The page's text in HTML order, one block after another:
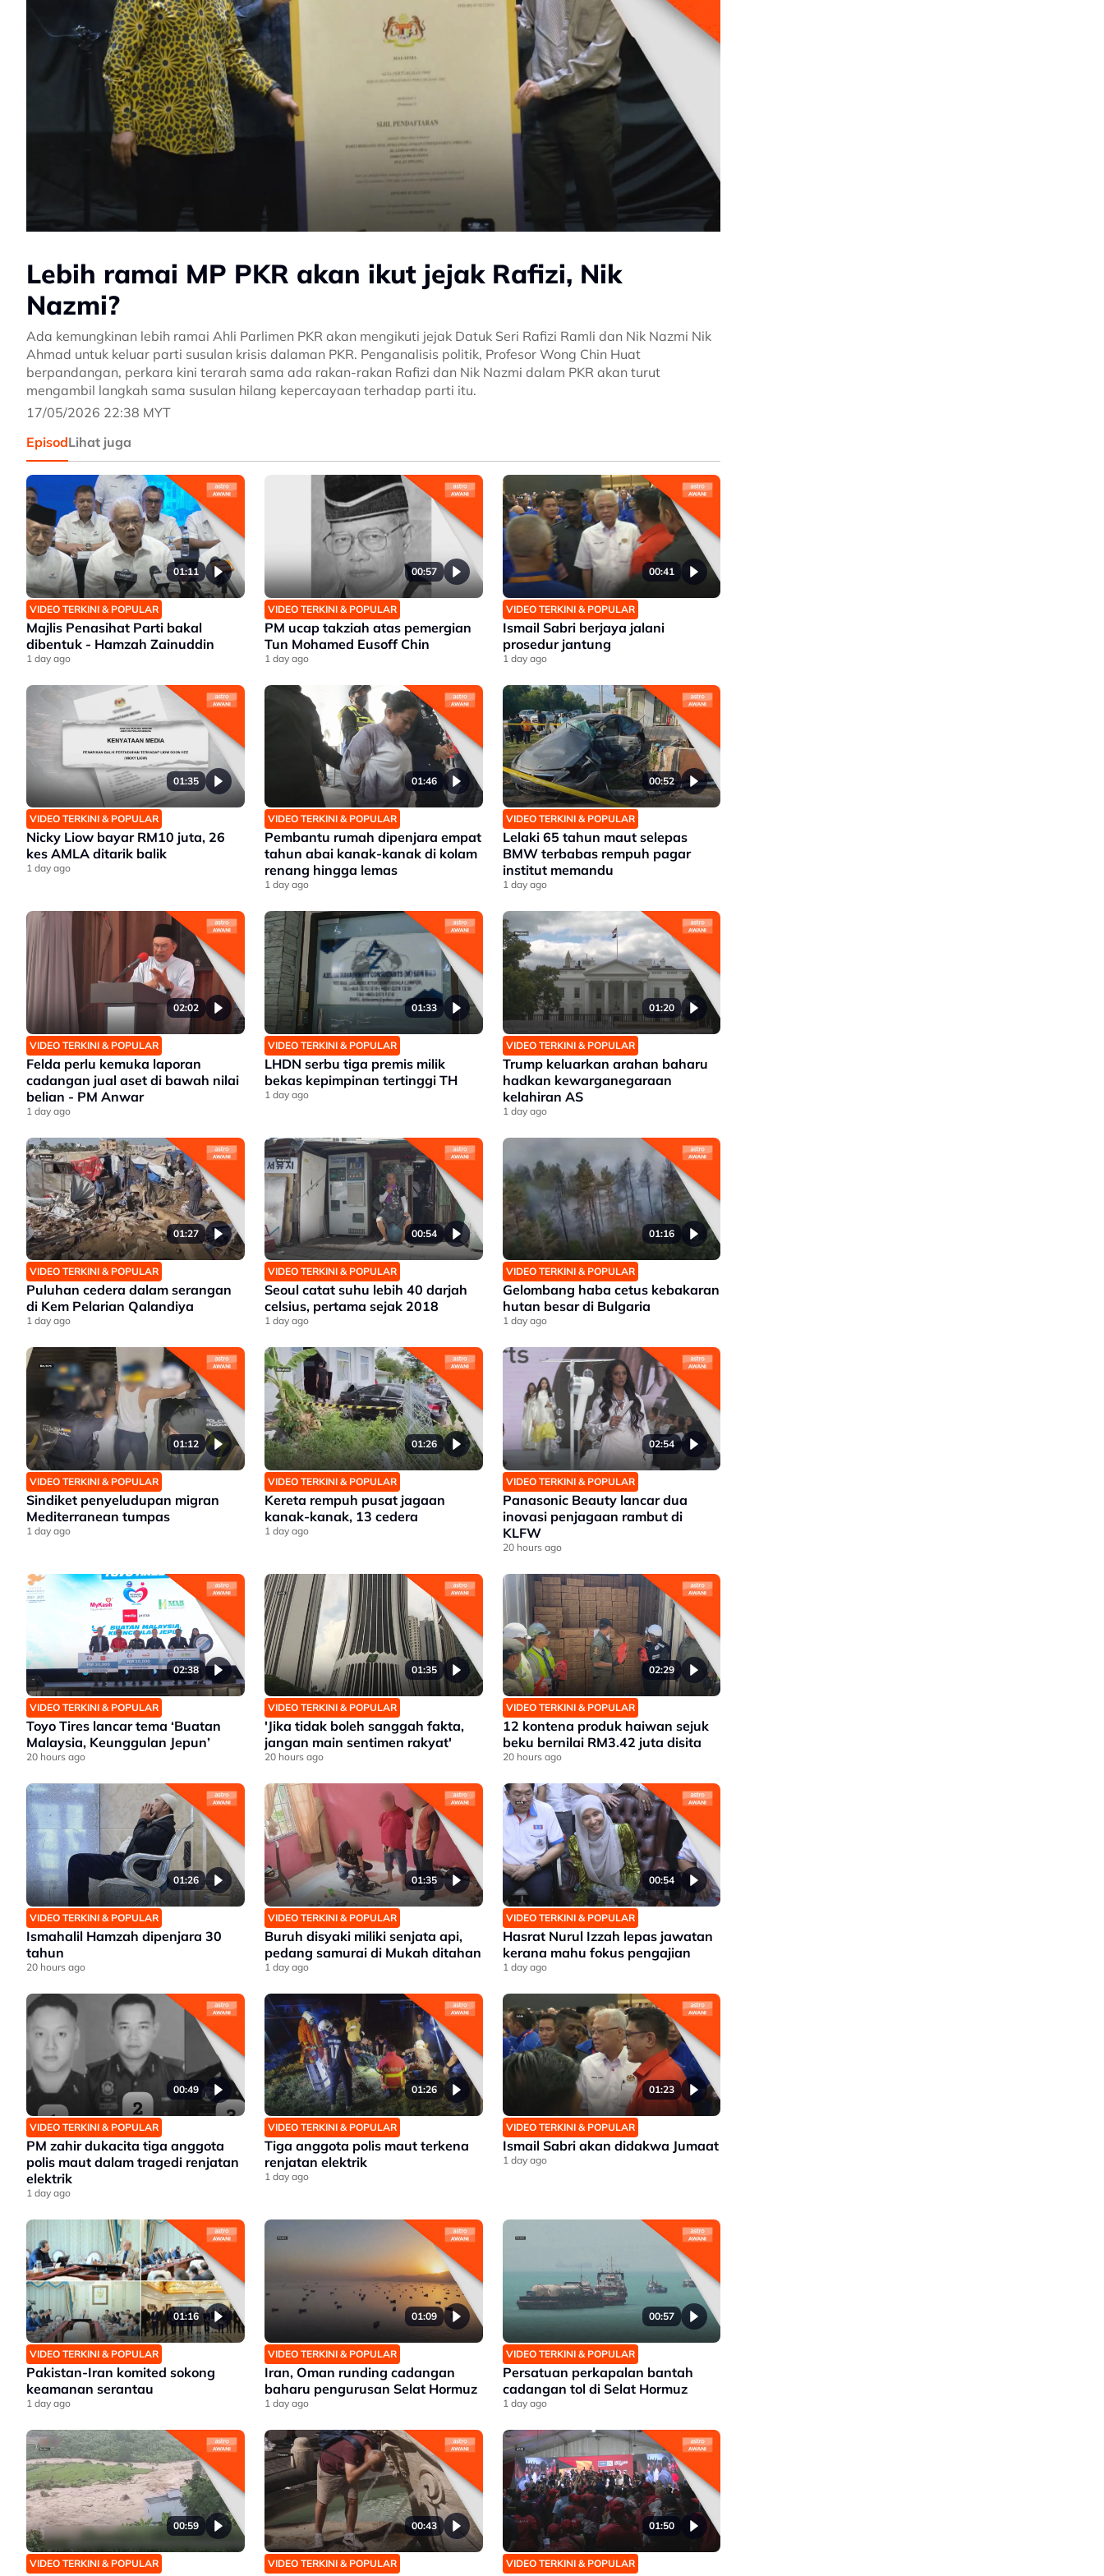
Lebih ramai MP PKR akan ikut jejak Rafizi, Nik
Nazmi?
Ada kemungkinan lebih ramai Ahli Parlimen PKR akan mengikuti jejak Datuk Seri Rafizi Ramli dan Nik Nazmi Nik
Ahmad untuk keluar parti susulan krisis dalaman PKR. Penganalisis politik, Profesor Wong Chin Huat
berpandangan, perkara kini terarah sama ada rakan-rakan Rafizi dan Nik Nazmi dalam PKR akan turut
mengambil langkah sama susulan hilang kepercayaan terhadap parti itu.
17/05/2026 22:38 MYT
EpisodLihat juga
01:11
VIDEO TERKINI & POPULAR
Majlis Penasihat Parti bakal
dibentuk - Hamzah Zainuddin
1 day ago
00:57
VIDEO TERKINI & POPULAR
PM ucap takziah atas pemergian
Tun Mohamed Eusoff Chin
1 day ago
00:41
VIDEO TERKINI & POPULAR
Ismail Sabri berjaya jalani
prosedur jantung
1 day ago
01:35
VIDEO TERKINI & POPULAR
Nicky Liow bayar RM10 juta, 26
kes AMLA ditarik balik
1 day ago
01:46
VIDEO TERKINI & POPULAR
Pembantu rumah dipenjara empat
tahun abai kanak-kanak di kolam
renang hingga lemas
1 day ago
00:52
VIDEO TERKINI & POPULAR
Lelaki 65 tahun maut selepas
BMW terbabas rempuh pagar
institut memandu
1 day ago
02:02
VIDEO TERKINI & POPULAR
Felda perlu kemuka laporan
cadangan jual aset di bawah nilai
belian - PM Anwar
1 day ago
01:33
VIDEO TERKINI & POPULAR
LHDN serbu tiga premis milik
bekas kepimpinan tertinggi TH
1 day ago
01:20
VIDEO TERKINI & POPULAR
Trump keluarkan arahan baharu
hadkan kewarganegaraan
kelahiran AS
1 day ago
01:27
VIDEO TERKINI & POPULAR
Puluhan cedera dalam serangan
di Kem Pelarian Qalandiya
1 day ago
00:54
VIDEO TERKINI & POPULAR
Seoul catat suhu lebih 40 darjah
celsius, pertama sejak 2018
1 day ago
01:16
VIDEO TERKINI & POPULAR
Gelombang haba cetus kebakaran
hutan besar di Bulgaria
1 day ago
01:12
VIDEO TERKINI & POPULAR
Sindiket penyeludupan migran
Mediterranean tumpas
1 day ago
01:26
VIDEO TERKINI & POPULAR
Kereta rempuh pusat jagaan
kanak-kanak, 13 cedera
1 day ago
02:54
VIDEO TERKINI & POPULAR
Panasonic Beauty lancar dua
inovasi penjagaan rambut di
KLFW
20 hours ago
02:38
VIDEO TERKINI & POPULAR
Toyo Tires lancar tema ‘Buatan
Malaysia, Keunggulan Jepun’
20 hours ago
01:35
VIDEO TERKINI & POPULAR
'Jika tidak boleh sanggah fakta,
jangan main sentimen rakyat'
20 hours ago
02:29
VIDEO TERKINI & POPULAR
12 kontena produk haiwan sejuk
beku bernilai RM3.42 juta disita
20 hours ago
01:26
VIDEO TERKINI & POPULAR
Ismahalil Hamzah dipenjara 30
tahun
20 hours ago
01:35
VIDEO TERKINI & POPULAR
Buruh disyaki miliki senjata api,
pedang samurai di Mukah ditahan
1 day ago
00:54
VIDEO TERKINI & POPULAR
Hasrat Nurul Izzah lepas jawatan
kerana mahu fokus pengajian
1 day ago
00:49
VIDEO TERKINI & POPULAR
PM zahir dukacita tiga anggota
polis maut dalam tragedi renjatan
elektrik
1 day ago
01:26
VIDEO TERKINI & POPULAR
Tiga anggota polis maut terkena
renjatan elektrik
1 day ago
01:23
VIDEO TERKINI & POPULAR
Ismail Sabri akan didakwa Jumaat
1 day ago
01:16
VIDEO TERKINI & POPULAR
Pakistan-Iran komited sokong
keamanan serantau
1 day ago
01:09
VIDEO TERKINI & POPULAR
Iran, Oman runding cadangan
baharu pengurusan Selat Hormuz
1 day ago
00:57
VIDEO TERKINI & POPULAR
Persatuan perkapalan bantah
cadangan tol di Selat Hormuz
1 day ago
00:59
VIDEO TERKINI & POPULAR
00:43
VIDEO TERKINI & POPULAR
01:50
VIDEO TERKINI & POPULAR